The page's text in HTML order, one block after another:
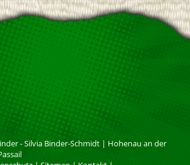
- Silvia Binder-Schmidt | Hohenau an der